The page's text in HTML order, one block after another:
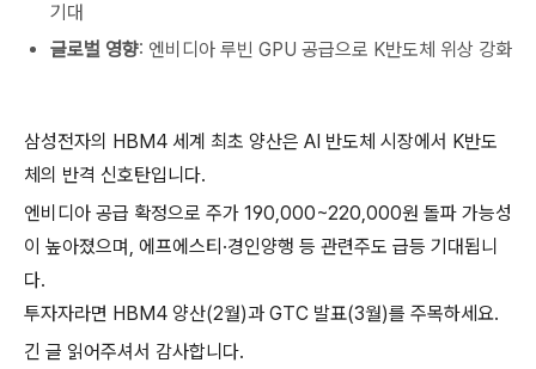
기대
글로벌 영향: 엔비디아 루빈 GPU 공급으로 K반도체 위상 강화
삼성전자의 HBM4 세계 최초 양산은 AI 반도체 시장에서 K반도
체의 반격 신호탄입니다.
엔비디아 공급 확정으로 주가 190,000~220,000원 돌파 가능성
이 높아졌으며, 에프에스티·경인양행 등 관련주도 급등 기대됩니
다.
투자자라면 HBM4 양산(2월)과 GTC 발표(3월)를 주목하세요.
긴 글 읽어주셔서 감사합니다.